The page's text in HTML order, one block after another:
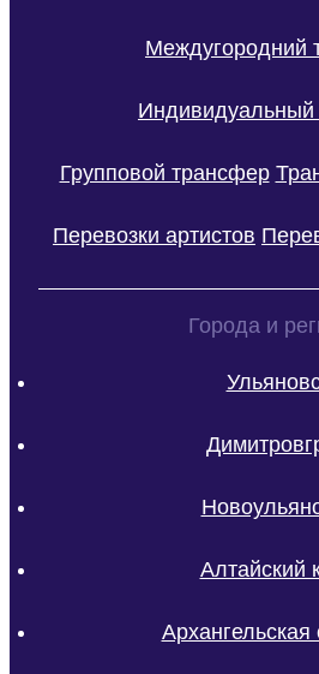
Междугородний
Групповой трансфер
Перевозки артистов
Города и
Алтайский
Архангельская